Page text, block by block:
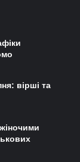
вірші та